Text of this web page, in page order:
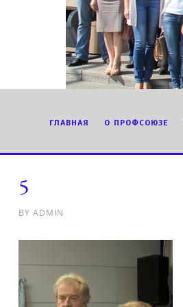
ГЛАВНАЯ О ПРОФСОЮЗЕ
5
BY ADMIN